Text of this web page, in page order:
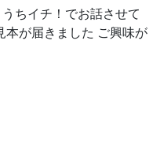
ちイチ！でお話させて
本が届きました ご興味が